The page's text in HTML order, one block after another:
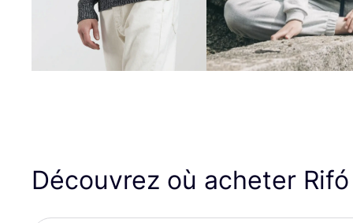
Découvrez où acheter